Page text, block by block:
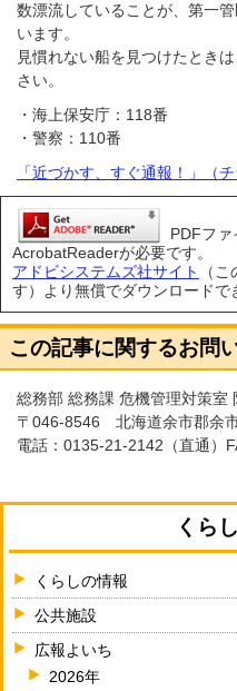
数漂流していることが、第一
います。
見慣れない船を見つけたとき
さい。
・海上保安庁：118番
・警察：110番
「近づかす、すぐ通報！」（チ
PDFフ
AcrobatReaderが必要です。
アドビシステムズ社サイト
（
す）より無償でダウンロードで
この記事に関するお問
総務部 総務課 危機管理対策室
〒046-8546 北海道余市郡余
電話： 0135-21-2142 （直通）
くら
くらしの情報
公共施設
広報よいち
2026年